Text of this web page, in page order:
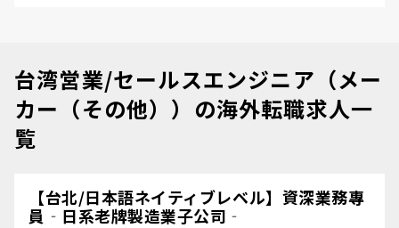
台湾営業/セールスエンジニア（メー
カー（その他））の海外転職求人一
覧
【台北/日本語ネイティブレベル】資深業務專
員‐日系老牌製造業子公司‐